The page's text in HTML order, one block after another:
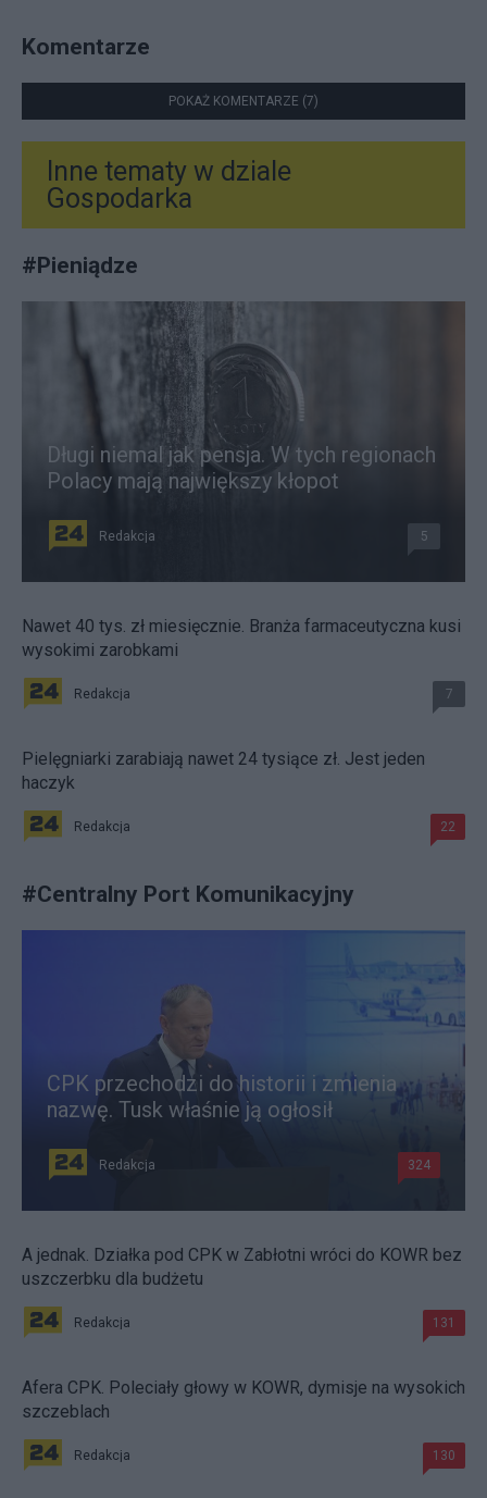
Komentarze
POKAŻ KOMENTARZE (7)
Inne tematy w dziale
Gospodarka
#Pieniądze
Długi niemal jak pensja. W tych regionach
Polacy mają największy kłopot
Redakcja 5
Nawet 40 tys. zł miesięcznie. Branża farmaceutyczna kusi
wysokimi zarobkami
Redakcja 7
Pielęgniarki zarabiają nawet 24 tysiące zł. Jest jeden
haczyk
Redakcja 22
#Centralny Port Komunikacyjny
CPK przechodzi do historii i zmienia
nazwę. Tusk właśnie ją ogłosił
Redakcja 324
A jednak. Działka pod CPK w Zabłotni wróci do KOWR bez
uszczerbku dla budżetu
Redakcja 131
Afera CPK. Poleciały głowy w KOWR, dymisje na wysokich
szczeblach
Redakcja 130